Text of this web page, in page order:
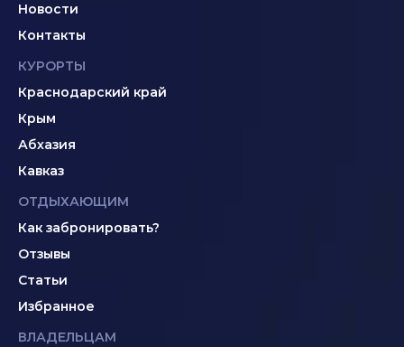
Новости
Контакты
КУРОРТЫ
Краснодарский край
Крым
Абхазия
Кавказ
ОТДЫХАЮЩИМ
Как забронировать?
Отзывы
Статьи
Избранное
ВЛАДЕЛЬЦАМ